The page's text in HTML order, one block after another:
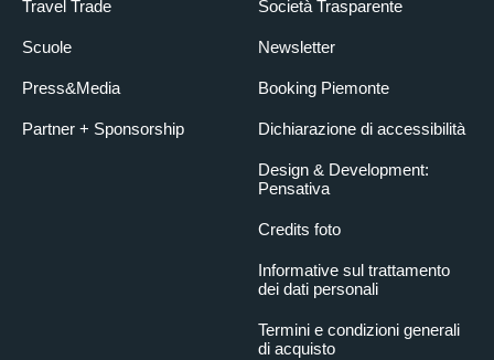
Travel Trade
Scuole
Press&Media
Partner + Sponsorship
Società Trasparente
Newsletter
Booking Piemonte
Dichiarazione di accessibilità
Design & Development:
Pensativa
Credits foto
Informative sul trattamento
dei dati personali
Termini e condizioni generali
di acquisto